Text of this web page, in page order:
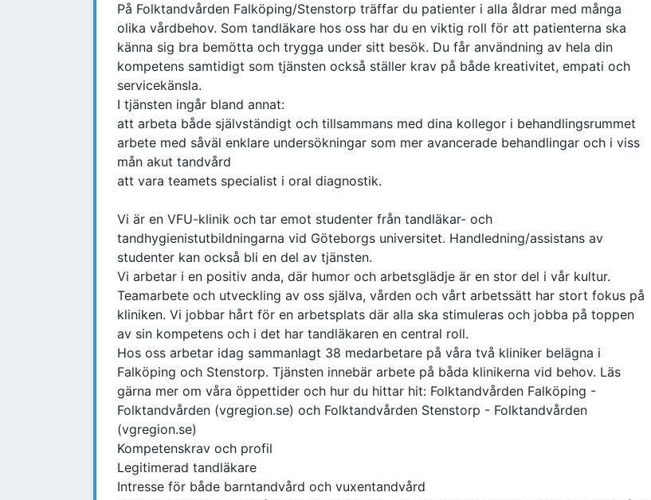
På Folktandvården Falköping/Stenstorp träffar du patienter i alla åldrar med många
olika vårdbehov. Som tandläkare hos oss har du en viktig roll för att patienterna ska
känna sig bra bemötta och trygga under sitt besök. Du får användning av hela din
kompetens samtidigt som tjänsten också ställer krav på både kreativitet, empati och
servicekänsla.
I tjänsten ingår bland annat:
att arbeta både självständigt och tillsammans med dina kollegor i behandlingsrummet
arbete med såväl enklare undersökningar som mer avancerade behandlingar och i viss
mån akut tandvård
att vara teamets specialist i oral diagnostik.
Vi är en VFU-klinik och tar emot studenter från tandläkar- och
tandhygienistutbildningarna vid Göteborgs universitet. Handledning/assistans av
studenter kan också bli en del av tjänsten.
Vi arbetar i en positiv anda, där humor och arbetsglädje är en stor del i vår kultur.
Teamarbete och utveckling av oss själva, vården och vårt arbetssätt har stort fokus på
kliniken. Vi jobbar hårt för en arbetsplats där alla ska stimuleras och jobba på toppen
av sin kompetens och i det har tandläkaren en central roll.
Hos oss arbetar idag sammanlagt 38 medarbetare på våra två kliniker belägna i
Falköping och Stenstorp. Tjänsten innebär arbete på båda klinikerna vid behov. Läs
gärna mer om våra öppettider och hur du hittar hit: Folktandvården Falköping -
Folktandvården (vgregion.se) och Folktandvården Stenstorp - Folktandvården
(vgregion.se)
Kompetenskrav och profil
Legitimerad tandläkare
Intresse för både barntandvård och vuxentandvård